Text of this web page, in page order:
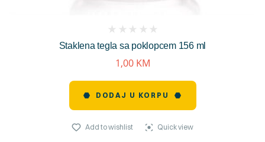
Staklena tegla sa poklopcem 156 ml
reviews)
1,00 KM
DODAJ U KORPU
Add to wishlist Quick view